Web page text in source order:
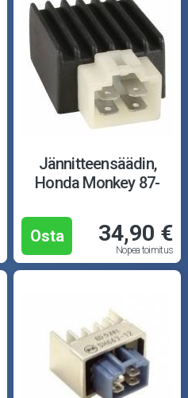
Jännitteensäädin,
Honda Monkey 87-
Osta 34,90 €
Nopea toimitus